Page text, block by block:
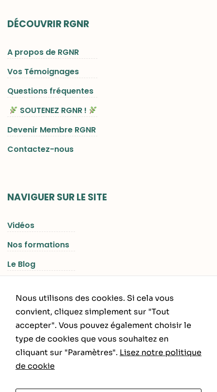
DÉCOUVRIR RGNR
A propos de RGNR
Vos Témoignages
Questions fréquentes
SOUTENEZ RGNR !
Devenir Membre RGNR
Contactez-nous
NAVIGUER SUR LE SITE
Vidéos
Nos formations
Le Blog
INFORMATIONS LÉGALES
Politique de Confidentialité
Nous utilisons des cookies. Si cela vous
convient, cliquez simplement sur "Tout
accepter". Vous pouvez également choisir le
type de cookies que vous souhaitez en
cliquant sur "Paramètres". Lisez notre politique
de cookie